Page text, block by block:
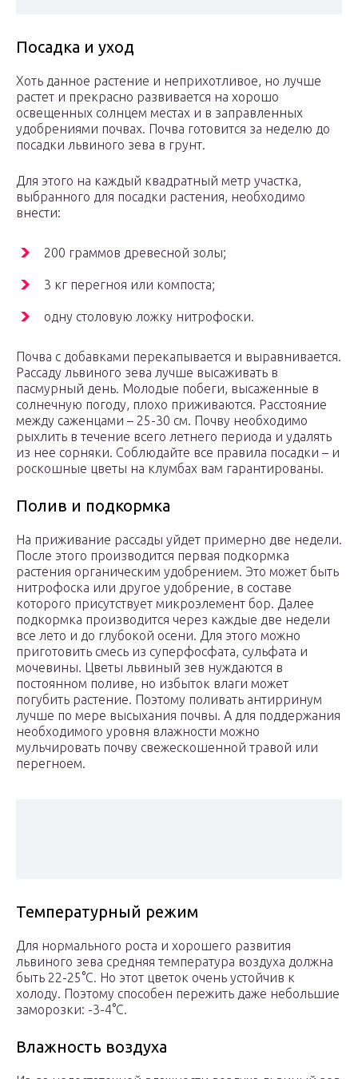
Посадка и уход
Хоть данное растение и неприхотливое, но лучше
растет и прекрасно развивается на хорошо
освещенных солнцем местах и в заправленных
удобрениями почвах. Почва готовится за неделю до
посадки львиного зева в грунт.
Для этого на каждый квадратный метр участка,
выбранного для посадки растения, необходимо
внести:
200 граммов древесной золы;
3 кг перегноя или компоста;
одну столовую ложку нитрофоски.
Почва с добавками перекапывается и выравнивается.
Рассаду львиного зева лучше высаживать в
пасмурный день. Молодые побеги, высаженные в
солнечную погоду, плохо приживаются. Расстояние
между саженцами – 25-30 см. Почву необходимо
рыхлить в течение всего летнего периода и удалять
из нее сорняки. Соблюдайте все правила посадки – и
роскошные цветы на клумбах вам гарантированы.
Полив и подкормка
На приживание рассады уйдет примерно две недели.
После этого производится первая подкормка
растения органическим удобрением. Это может быть
нитрофоска или другое удобрение, в составе
которого присутствует микроэлемент бор. Далее
подкормка производится через каждые две недели
все лето и до глубокой осени. Для этого можно
приготовить смесь из суперфосфата, сульфата и
мочевины. Цветы львиный зев нуждаются в
постоянном поливе, но избыток влаги может
погубить растение. Поэтому поливать антирринум
лучше по мере высыхания почвы. А для поддержания
необходимого уровня влажности можно
мульчировать почву свежескошенной травой или
перегноем.
Температурный режим
Для нормального роста и хорошего развития
львиного зева средняя температура воздуха должна
быть 22-25°C. Но этот цветок очень устойчив к
холоду. Поэтому способен пережить даже небольшие
заморозки: -3-4°C.
Влажность воздуха